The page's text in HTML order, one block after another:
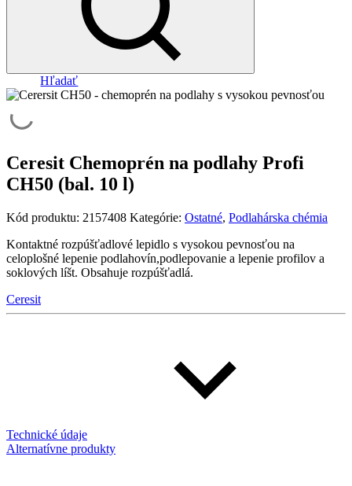
Hľadať
Ceresit Chemoprén na podlahy Profi
CH50 (bal. 10 l)
Kód produktu: 2157408 Kategórie: Ostatné, Podlahárska chémia
Kontaktné rozpúšťadlové lepidlo s vysokou pevnosťou na
celoplošné lepenie podlahovín,podlepovanie a lepenie profilov a
soklových líšt. Obsahuje rozpúšťadlá.
Ceresit
Technické údaje
Alternatívne produkty